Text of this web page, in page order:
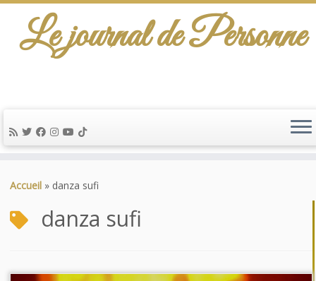
au
Le journal de Personne
Accueil » danza sufi
danza sufi